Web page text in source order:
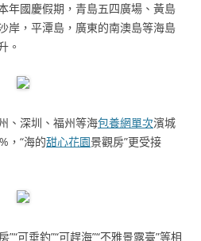
年國慶假期，青島五四廣場、黃島
岸，平潭島，廣東的南澳島等海島
。
、深圳、福州等海包養網單次濱城
，“海的甜心花園景觀房”更受接
”“可垂釣”“可趕海”“不雅景露臺”等相